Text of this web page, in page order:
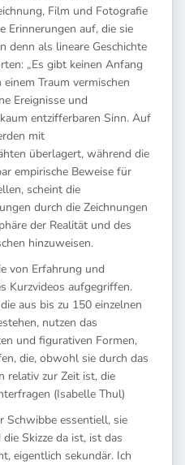
Film und Fotografie
Erinnerungen auf, die sie
denn als lineare Geschichte
„Es gibt keinen Anfang
Traum vermischen
Ereignisse und
entzifferbaren Sinn. Auf
mit
überlagert, während die
empirische Beweise für
scheint die
durch die Zeichnungen
der Realität und des
hinzuweisen.
von Erfahrung und
Kurzvideos aufgegriffen.
aus bis zu 150 einzelnen
nutzen das
und figurativen Formen,
die, obwohl sie durch das
relativ zur Zeit ist, die
(Isabelle Thul)
Schwibbe essentiell, sie
Skizze da ist, ist das
eigentlich sekundär. Ich